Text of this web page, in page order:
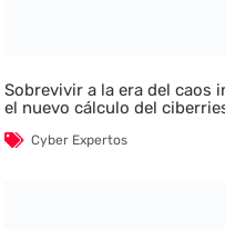
Sobrevivir a la era del caos
el nuevo cálculo del
Cyber Expertos